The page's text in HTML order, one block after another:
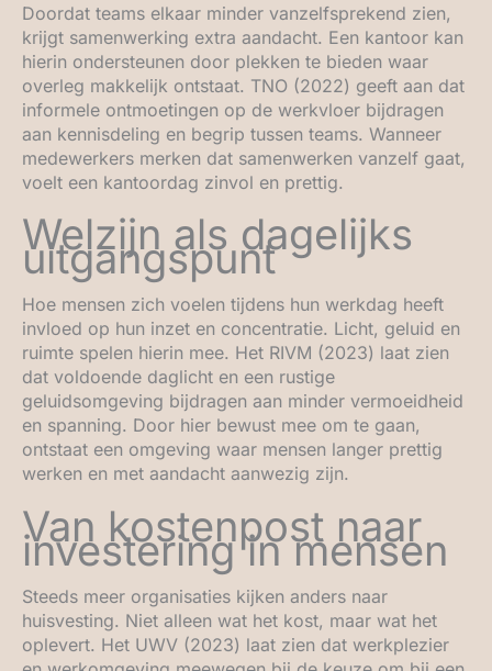
Doordat teams elkaar minder vanzelfsprekend zien,
krijgt samenwerking extra aandacht. Een kantoor kan
hierin ondersteunen door plekken te bieden waar
overleg makkelijk ontstaat. TNO (2022) geeft aan dat
informele ontmoetingen op de werkvloer bijdragen
aan kennisdeling en begrip tussen teams. Wanneer
medewerkers merken dat samenwerken vanzelf gaat,
voelt een kantoordag zinvol en prettig.
Welzijn als dagelijks
uitgangspunt
Hoe mensen zich voelen tijdens hun werkdag heeft
invloed op hun inzet en concentratie. Licht, geluid en
ruimte spelen hierin mee. Het RIVM (2023) laat zien
dat voldoende daglicht en een rustige
geluidsomgeving bijdragen aan minder vermoeidheid
en spanning. Door hier bewust mee om te gaan,
ontstaat een omgeving waar mensen langer prettig
werken en met aandacht aanwezig zijn.
Van kostenpost naar
investering in mensen
Steeds meer organisaties kijken anders naar
huisvesting. Niet alleen wat het kost, maar wat het
oplevert. Het UWV (2023) laat zien dat werkplezier